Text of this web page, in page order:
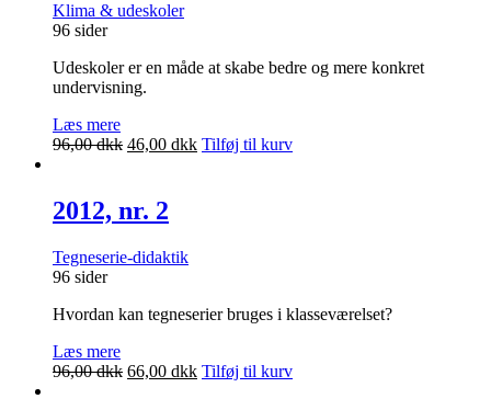
Klima & udeskoler
96 sider
Udeskoler er en måde at skabe bedre og mere konkret
undervisning.
Læs mere
96,00dkk Den
96,00 dkk.
46,00 dkkDen
Tilføj til kurv
2012, nr. 2
Tegneserie-didaktik
96 sider
Hvordan kan tegneserier bruges i klasseværelset?
Læs mere
96,00dkk Den
66,00 dkkDen
Tilføj til kurv